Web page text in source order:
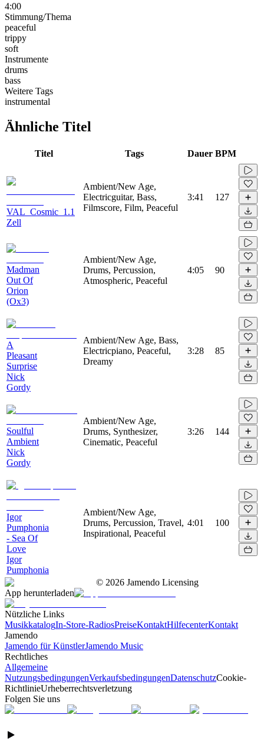
4:00
Stimmung/Thema
peaceful
trippy
soft
Instrumente
drums
bass
Weitere Tags
instrumental
Ähnliche Titel
Titel Tags Dauer BPM
VAL_Cosmic_1.1
Zell
Ambient/New Age,
Electricguitar, Bass,
Filmscore, Film, Peaceful
3:41 127
Madman
Out Of
Orion
(Ox3)
Ambient/New Age,
Drums, Percussion,
Atmospheric, Peaceful
4:05 90
A
Pleasant
Surprise
Nick
Gordy
Ambient/New Age, Bass,
Electricpiano, Peaceful,
Dreamy
3:28 85
Soulful
Ambient
Nick
Gordy
Ambient/New Age,
Drums, Synthesizer,
Cinematic, Peaceful
3:26 144
Igor
Pumphonia
- Sea Of
Love
Igor
Pumphonia
Ambient/New Age,
Drums, Percussion, Travel,
Inspirational, Peaceful
4:01 100
© 2026 Jamendo Licensing
App herunterladen
Nützliche Links
MusikkatalogIn-Store-RadiosPreiseKontaktHilfecenterKontakt
Jamendo
Jamendo für KünstlerJamendo Music
Rechtliches
Allgemeine
NutzungsbedingungenVerkaufsbedingungenDatenschutzCookie-
RichtlinieUrheberrechtsverletzung
Folgen Sie uns